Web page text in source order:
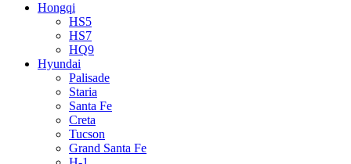
Hongqi
HS5
HS7
HQ9
Hyundai
Palisade
Staria
Santa Fe
Creta
Tucson
Grand Santa Fe